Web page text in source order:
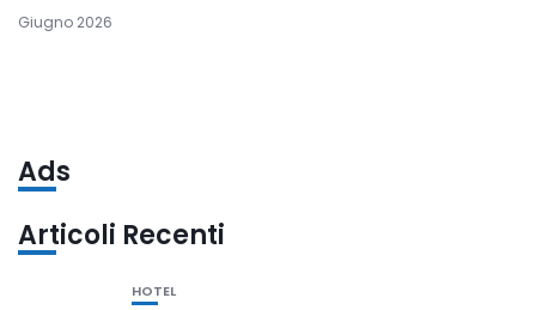
Giugno 2026
Ads
Articoli Recenti
HOTEL